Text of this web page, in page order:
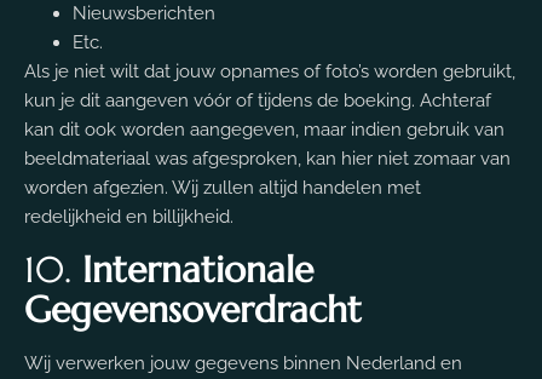
Nieuwsberichten
Etc.
Als je niet wilt dat jouw opnames of foto’s worden gebruikt,
kun je dit aangeven vóór of tijdens de boeking. Achteraf
kan dit ook worden aangegeven, maar indien gebruik van
beeldmateriaal was afgesproken, kan hier niet zomaar van
worden afgezien. Wij zullen altijd handelen met
redelijkheid en billijkheid.
10. Internationale
Gegevensoverdracht
Wij verwerken jouw gegevens binnen Nederland en